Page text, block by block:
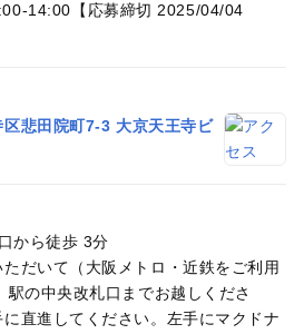
14:00【応募締切 2025/04/04
区悲田院町7-3 大京天王寺ビ
から徒歩 3分
だいて（大阪メトロ・近鉄をご利用
駅の中央改札口までお越しくださ
直進してください。左手にマクドナ